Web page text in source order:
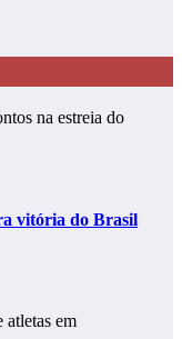
vitória do Brasil